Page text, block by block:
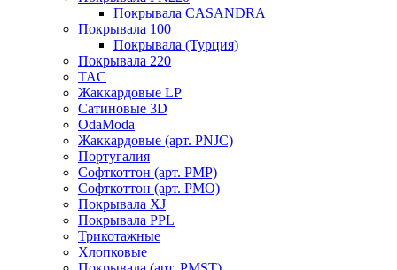
Покрывала CASANDRA
Покрывала 100
Покрывала (Турция)
Покрывала 220
TAC
Жаккардовые LP
Сатиновые 3D
OdaModa
Жаккардовые (арт. PNJC)
Португалия
Софткоттон (арт. PMP)
Софткоттон (арт. PMO)
Покрывала XJ
Покрывала PPL
Трикотажные
Хлопковые